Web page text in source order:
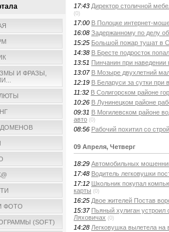
И ФРАЗЫ,
ДОМЕНОВ
ФОТО
(SOFT)
17:43 Директор столичной
(0)
17:00 В Полоцке интернет-
16:08 Задержанному по делу
15:25 Большой пожар тушат в
14:38 В Бресте подросток
13:51 Пинчанин при наведении
13:07 В Мозыре двухлетний
12:19 В Беларуси за сутки при
11:32 В Солигорском районе
10:26 В Лунинецком районе
09:31 В Могилевском районе
авто (0)
08:56 Рабочий похитил со
09 Апреля, Четверг
18:29 Автомобильных
17:48 Водитель легковушки
17:12 Школьник покупал
карты (0)
16:25 Двое жителей Постав
15:37 Пьяный хулиган устроил
Ляховичах (0)
14:28 Легковушка вылетела на